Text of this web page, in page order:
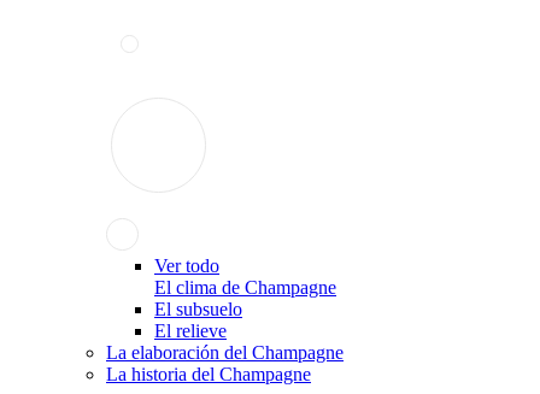
Ver todo
El clima de Champagne
El subsuelo
El relieve
La elaboración del Champagne
La historia del Champagne